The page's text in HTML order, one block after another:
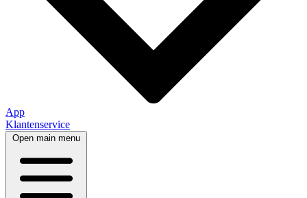
App
Klantenservice
Open main menu